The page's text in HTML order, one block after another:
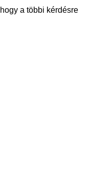
a többi kérdésre